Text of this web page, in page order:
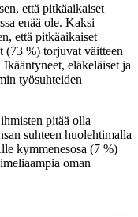
että pitkäaikaiset
enää ole. Kaksi
että pitkäaikaiset
(73 %) torjuvat väitteen
eläkeläiset ja
työsuhteiden
pitää olla
suhteen huolehtimalla
kymmenesosa (7 %)
oman